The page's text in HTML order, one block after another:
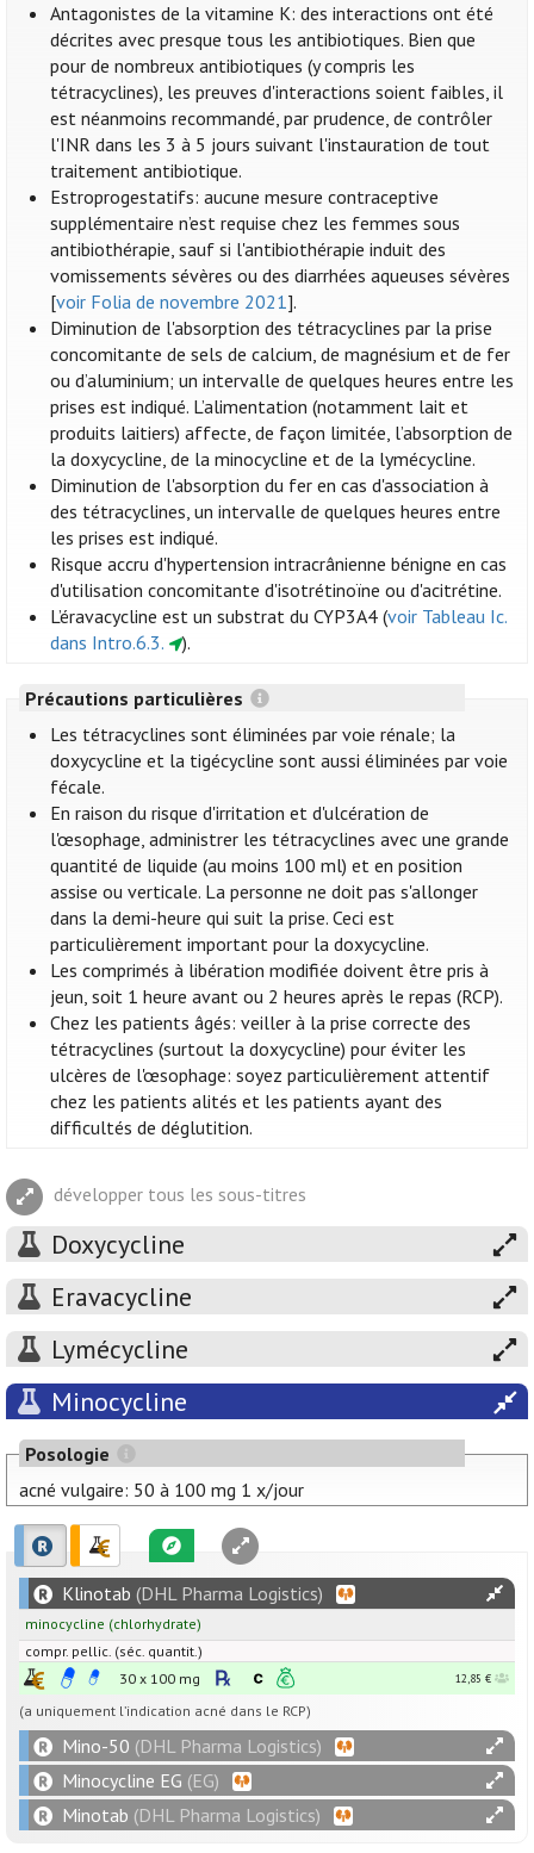
Antagonistes de la vitamine K: des interactions ont été
décrites avec presque tous les antibiotiques. Bien que
pour de nombreux antibiotiques (y compris les
tétracyclines), les preuves d'interactions soient faibles, il
est néanmoins recommandé, par prudence, de contrôler
l'INR dans les 3 à 5 jours suivant l'instauration de tout
traitement antibiotique.
Estroprogestatifs: aucune mesure contraceptive
supplémentaire n’est requise chez les femmes sous
antibiothérapie, sauf si l'antibiothérapie induit des
vomissements sévères ou des diarrhées aqueuses sévères
[voir Folia de novembre 2021].
Diminution de l'absorption des tétracyclines par la prise
concomitante de sels de calcium, de magnésium et de fer
ou d’aluminium; un intervalle de quelques heures entre les
prises est indiqué. L’alimentation (notamment lait et
produits laitiers) affecte, de façon limitée, l’absorption de
la doxycycline, de la minocycline et de la lymécycline.
Diminution de l'absorption du fer en cas d'association à
des tétracyclines, un intervalle de quelques heures entre
les prises est indiqué.
Risque accru d'hypertension intracrânienne bénigne en cas
d'utilisation concomitante d'isotrétinoïne ou d'acitrétine.
L’éravacycline est un substrat du CYP3A4 (voir Tableau Ic.
dans Intro.6.3.
).
Précautions particulières
Les tétracyclines sont éliminées par voie rénale; la
doxycycline et la tigécycline sont aussi éliminées par voie
fécale.
En raison du risque d'irritation et d'ulcération de
l'œsophage, administrer les tétracyclines avec une grande
quantité de liquide (au moins 100 ml) et en position
assise ou verticale. La personne ne doit pas s'allonger
dans la demi-heure qui suit la prise. Ceci est
particulièrement important pour la doxycycline.
Les comprimés à libération modifiée doivent être pris à
jeun, soit 1 heure avant ou 2 heures après le repas (RCP).
Chez les patients âgés: veiller à la prise correcte des
tétracyclines (surtout la doxycycline) pour éviter les
ulcères de l'œsophage: soyez particulièrement attentif
chez les patients alités et les patients ayant des
difficultés de déglutition.
développer tous les sous-titres
Doxycycline
Eravacycline
Lymécycline
Minocycline
Posologie
acné vulgaire: 50 à 100 mg 1 x/jour
Klinotab (DHL Pharma Logistics)
minocycline (chlorhydrate)
compr. pellic. (séc. quantit.)
30 x 100 mg 12,85 €
(a uniquement l’indication acné dans le RCP)
Mino-50 (DHL Pharma Logistics)
Minocycline EG (EG)
Minotab (DHL Pharma Logistics)